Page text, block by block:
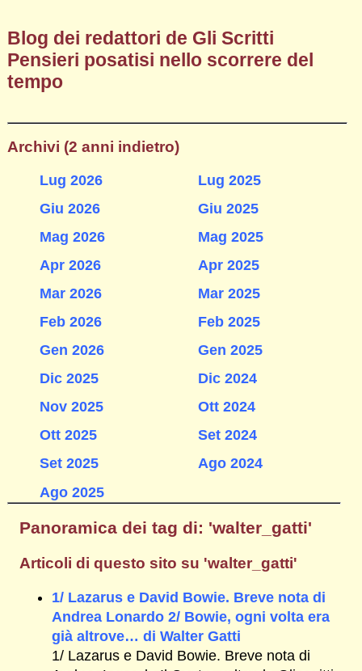
Blog dei redattori de Gli Scritti
Pensieri posatisi nello scorrere del
tempo
Archivi (2 anni indietro)
Lug 2026
Giu 2026
Mag 2026
Apr 2026
Mar 2026
Feb 2026
Gen 2026
Dic 2025
Nov 2025
Ott 2025
Set 2025
Ago 2025
Lug 2025
Giu 2025
Mag 2025
Apr 2025
Mar 2025
Feb 2025
Gen 2025
Dic 2024
Ott 2024
Set 2024
Ago 2024
Panoramica dei tag di: 'walter_gatti'
Articoli di questo sito su 'walter_gatti'
1/ Lazarus e David Bowie. Breve nota di
Andrea Lonardo 2/ Bowie, ogni volta era
già altrove… di Walter Gatti
1/ Lazarus e David Bowie. Breve nota di